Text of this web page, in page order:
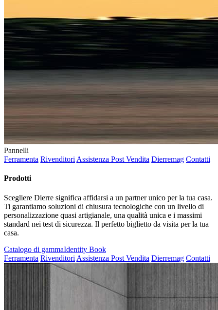
Pannelli
Ferramenta Rivenditori Assistenza Post Vendita Dierremag Contatti
Prodotti
Scegliere Dierre significa affidarsi a un partner unico per la tua casa.
Ti garantiamo soluzioni di chiusura tecnologiche con un livello di
personalizzazione quasi artigianale, una qualità unica e i massimi
standard nei test di sicurezza. Il perfetto biglietto da visita per la tua
casa.
Catalogo di gammaIdentity Book
Ferramenta Rivenditori Assistenza Post Vendita Dierremag Contatti